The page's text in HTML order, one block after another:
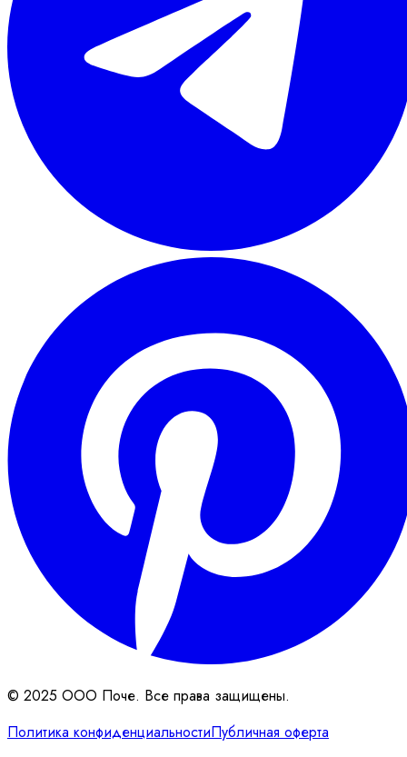
© 2025 ООО Поче. Все права защищены.
Политика конфиденциальностиПубличная оферта